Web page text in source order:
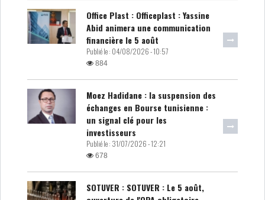
Office Plast : Officeplast : Yassine
Abid animera une communication
financière le 5 août
Publié le : 04/08/2026 - 10:57
884
Moez Hadidane : la suspension des
échanges en Bourse tunisienne :
un signal clé pour les
investisseurs
Publié le : 31/07/2026 - 12:21
678
SOTUVER : SOTUVER : Le 5 août,